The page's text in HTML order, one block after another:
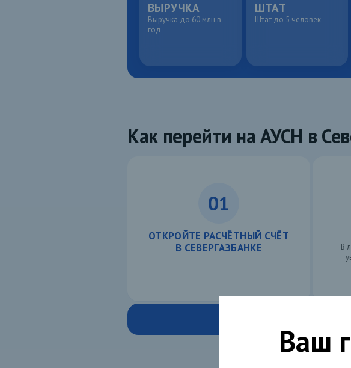
ВЫРУЧКА
Выручка до 60 млн в
год
ШТАТ
Штат до 5 человек
Как перейти на АУСН в
01
ОТКРОЙТЕ РАСЧЁТНЫЙ СЧЁТ
В СЕВЕРГАЗБАНКЕ
В
Ваш